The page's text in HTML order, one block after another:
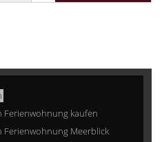
Ferienwohnung kaufen
Ferienwohnung Meerblick